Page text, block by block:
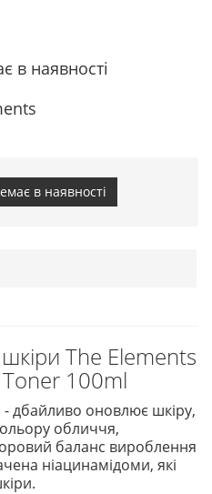
в наявності
в наявності
The Elements
100ml
- дбайливо оновлює шкіру,
обличчя,
баланс вироблення
ніацинамідоми, які